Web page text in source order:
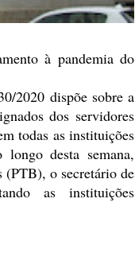
à pandemiado
2020 dispõe sobre a
dos servidores
todas asinstituições
desta semana,
(PTB), o secretário de
as instituições